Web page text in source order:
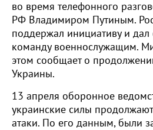
во время телефонного
РФ Владимиром Путиным.
поддержал инициативу и дал
команду военнослужащим.
этом сообщает о
Украины.
13 апреля оборонное
украинские силы
атаки. По его данным, были